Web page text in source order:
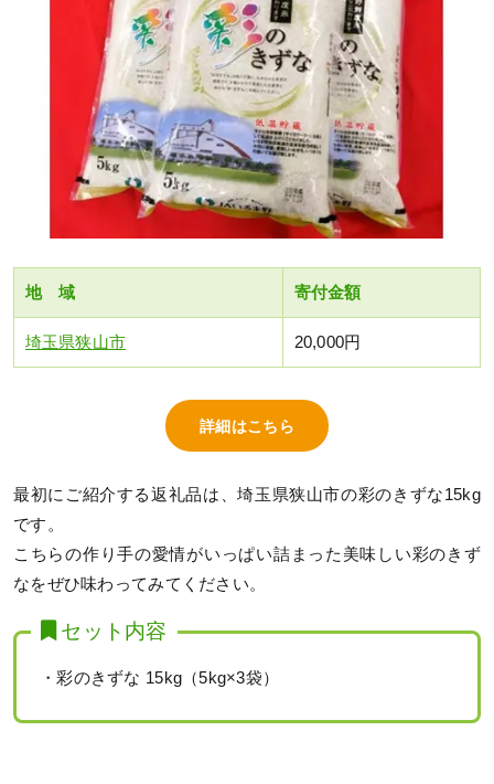
地 域 寄付金額
埼玉県狭山市 20,000円
詳細はこちら
最初にご紹介する返礼品は、埼玉県狭山市の彩のきずな15kg
です。
こちらの作り手の愛情がいっぱい詰まった美味しい彩のきず
なをぜひ味わってみてください。
セット内容
・彩のきずな 15kg（5kg×3袋）